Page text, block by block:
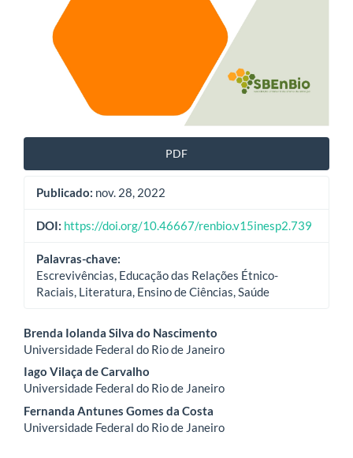
PDF
Publicado: nov. 28, 2022
DOI: https://doi.org/10.46667/renbio.v15inesp2.739
Palavras-chave:
Escrevivências, Educação das Relações Étnico-
Raciais, Literatura, Ensino de Ciências, Saúde
Conteúdo
do
artigo
principal
Brenda Iolanda Silva do Nascimento
Universidade Federal do Rio de Janeiro
Iago Vilaça de Carvalho
Universidade Federal do Rio de Janeiro
Fernanda Antunes Gomes da Costa
Universidade Federal do Rio de Janeiro